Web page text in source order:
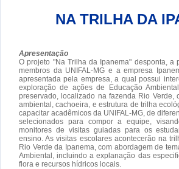
NA TRILHA DA
Apresentação
O projeto "Na Trilha da Ipanema" desponta, a
membros da UNIFAL-MG e a empresa
apresentada pela empresa, a qual possui
exploração de ações de Educação
preservado, localizado na fazenda Rio Verde,
ambiental, cachoeira, e estrutura de trilha
capacitar acadêmicos da UNIFAL-MG, de
selecionados para compor a equipe,
monitores de visitas guiadas para os
ensino. As visitas escolares acontecerão na
Rio Verde da Ipanema, com abordagem de
Ambiental, incluindo a explanação das
flora e recursos hídricos locais.